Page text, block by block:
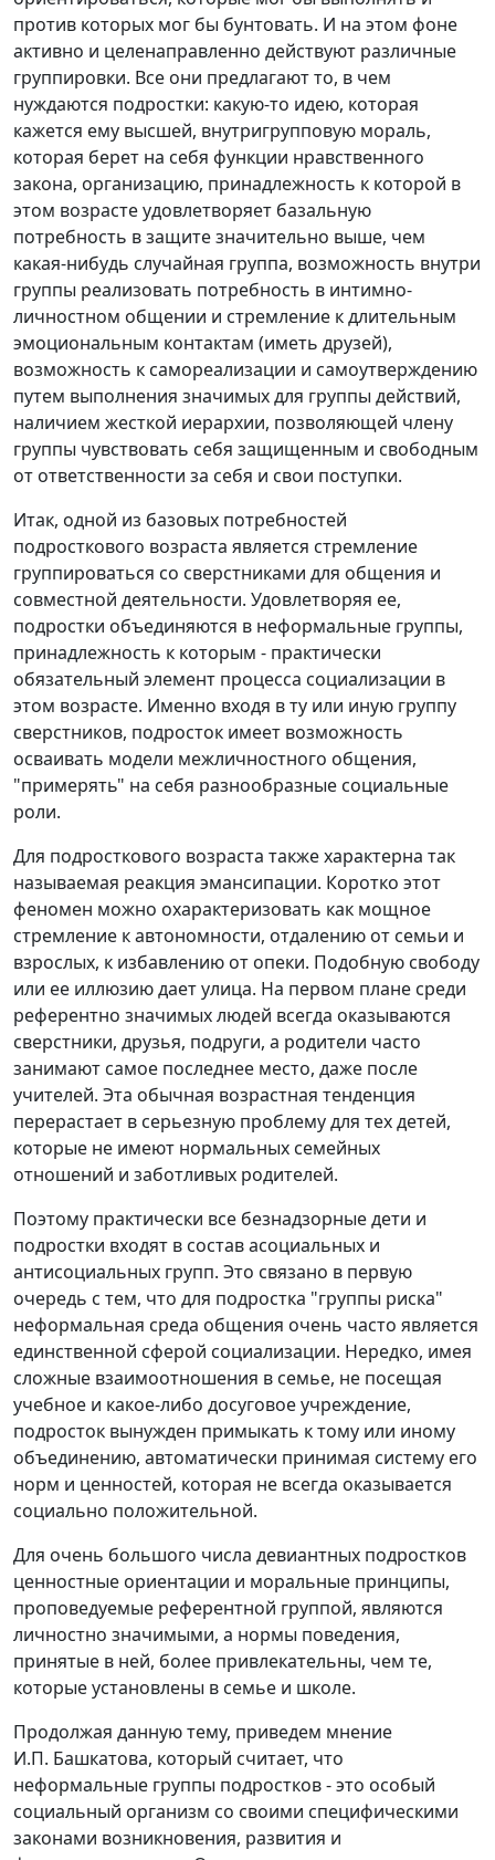
против которых мог бы бунтовать. И на этом фоне
активно и целенаправленно действуют различные
группировки. Все они предлагают то, в чем
нуждаются подростки: какую-то идею, которая
кажется ему высшей, внутригрупповую мораль,
которая берет на себя функции нравственного
закона, организацию, принадлежность к которой в
этом возрасте удовлетворяет базальную
потребность в защите значительно выше, чем
какая-нибудь случайная группа, возможность внутри
группы реализовать потребность в интимно-
личностном общении и стремление к длительным
эмоциональным контактам (иметь друзей),
возможность к самореализации и самоутверждению
путем выполнения значимых для группы действий,
наличием жесткой иерархии, позволяющей члену
группы чувствовать себя защищенным и свободным
от ответственности за себя и свои поступки.
Итак, одной из базовых потребностей
подросткового возраста является стремление
группироваться со сверстниками для общения и
совместной деятельности. Удовлетворяя ее,
подростки объединяются в неформальные группы,
принадлежность к которым - практически
обязательный элемент процесса социализации в
этом возрасте. Именно входя в ту или иную группу
сверстников, подросток имеет возможность
осваивать модели межличностного общения,
"примерять" на себя разнообразные социальные
роли.
Для подросткового возраста также характерна так
называемая реакция эмансипации. Коротко этот
феномен можно охарактеризовать как мощное
стремление к автономности, отдалению от семьи и
взрослых, к избавлению от опеки. Подобную свободу
или ее иллюзию дает улица. На первом плане среди
референтно значимых людей всегда оказываются
сверстники, друзья, подруги, а родители часто
занимают самое последнее место, даже после
учителей. Эта обычная возрастная тенденция
перерастает в серьезную проблему для тех детей,
которые не имеют нормальных семейных
отношений и заботливых родителей.
Поэтому практически все безнадзорные дети и
подростки входят в состав асоциальных и
антисоциальных групп. Это связано в первую
очередь с тем, что для подростка "группы риска"
неформальная среда общения очень часто является
единственной сферой социализации. Нередко, имея
сложные взаимоотношения в семье, не посещая
учебное и какое-либо досуговое учреждение,
подросток вынужден примыкать к тому или иному
объединению, автоматически принимая систему его
норм и ценностей, которая не всегда оказывается
социально положительной.
Для очень большого числа девиантных подростков
ценностные ориентации и моральные принципы,
проповедуемые референтной группой, являются
личностно значимыми, а нормы поведения,
принятые в ней, более привлекательны, чем те,
которые установлены в семье и школе.
Продолжая данную тему, приведем мнение
И.П. Башкатова, который считает, что
неформальные группы подростков - это особый
социальный организм со своими специфическими
законами возникновения, развития и